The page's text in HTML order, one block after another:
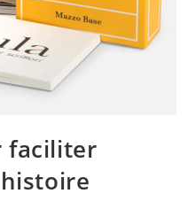
faciliter